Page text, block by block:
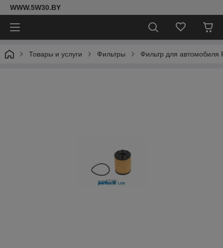
WWW.5W30.BY
Товары и услуги Фильтры Фильтр для автомобиля